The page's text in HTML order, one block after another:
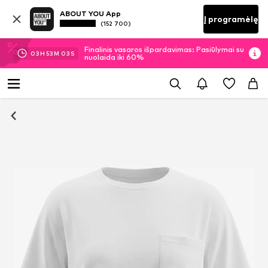
ABOUT YOU App
(152 700) Į programėlę
03H 53M 02 S
Finalinis vasaros išpardavimas: Pasiūlymai su
nuolaida iki 60%